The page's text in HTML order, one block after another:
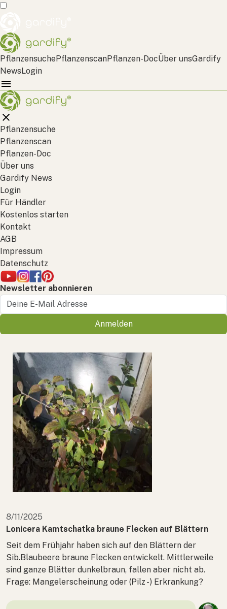
PflanzensuchePflanzenscanPflanzen-DocÜber unsGardify
NewsLogin
Pflanzensuche
Pflanzenscan
Pflanzen-Doc
Über uns
Gardify News
Login
Für Händler
Kostenlos starten
Kontakt
AGB
Impressum
Datenschutz
Newsletter abonnieren
Anmelden
8/11/2025
Lonicera Kamtschatka braune Flecken auf Blättern
Seit dem Frühjahr haben sich auf den Blättern der
Sib.Blaubeere braune Flecken entwickelt. Mittlerweile
sind ganze Blätter dunkelbraun, fallen aber nicht ab.
Frage: Mangelerscheinung oder (Pilz -) Erkrankung?